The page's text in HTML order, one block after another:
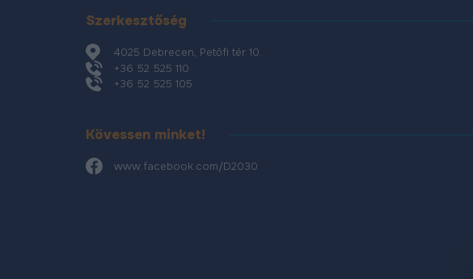
Szerkesztőség
4025 Debrecen, Petőfi tér 10.
+36 52 525 110
+36 52 525 105
Kövessen minket!
www.facebook.com/D2030